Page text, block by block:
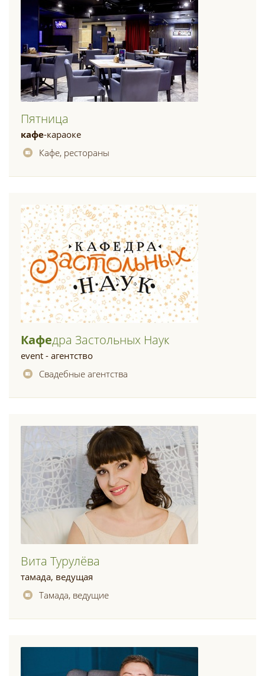
Пятница
кафе-караоке
Кафе, рестораны
КафеДра Застольных Наук
event - агентство
Свадебные агентства
Вита Турулёва
тамада, ведущая
Тамада, ведущие